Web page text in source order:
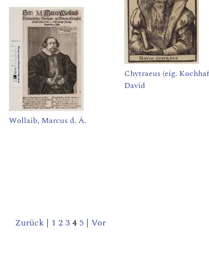
Wollaib, Marcus d. Ä.
Chytraeus (eig.
David
Zurück| 1 234 5 | Vor